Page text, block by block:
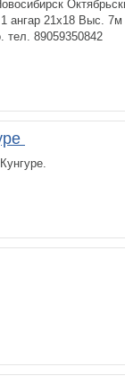
ангар 21х18 Выс.
тел. 89059350842